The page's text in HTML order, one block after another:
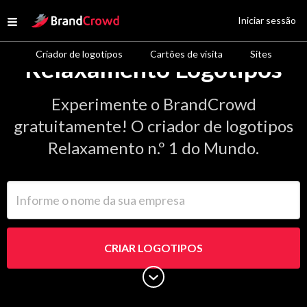
Open menu
Site Logo
Criador de logotipos Cartões de visita Sites
Iniciar sessão
Relaxamento Logotipos
Experimente o BrandCrowd
gratuitamente! O criador de logotipos
Relaxamento n.º 1 do Mundo.
CRIAR LOGOTIPOS